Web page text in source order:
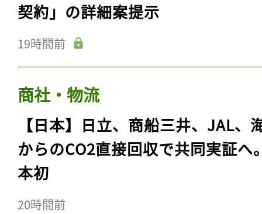
契約」の詳細案提示
19時間前
商社・物流
【日本】日立、商船三井、JAL、
からのCO2直接回収で共同実証へ
本初
20時間前